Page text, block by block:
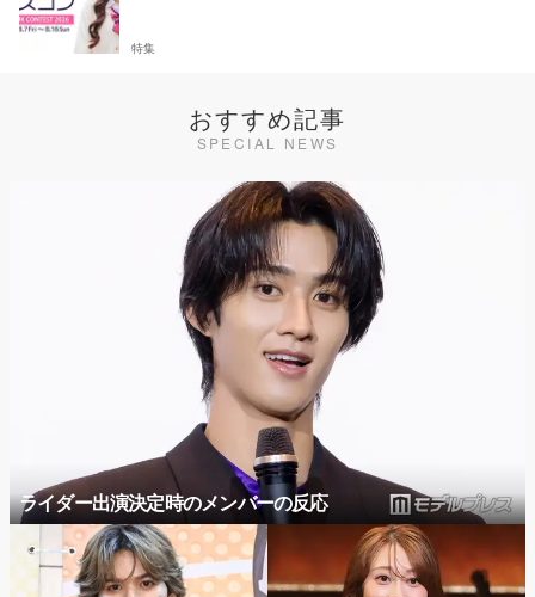
特集
おすすめ記事
SPECIAL NEWS
ライダー出演決定時のメンバーの反応